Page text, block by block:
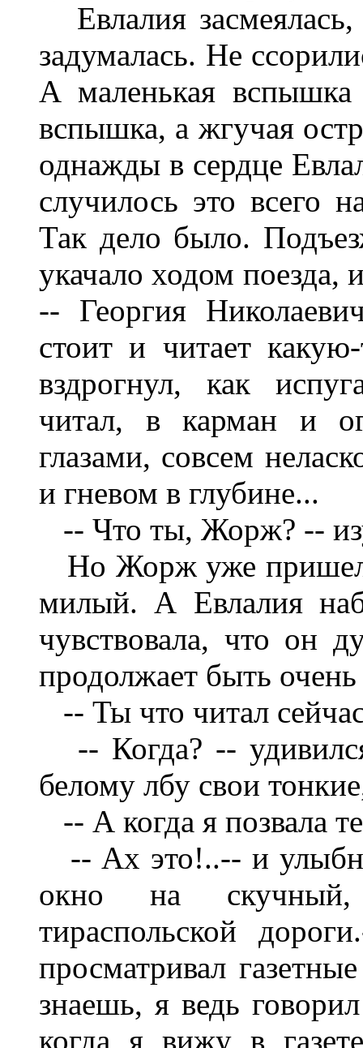
Евлалия
задумалась. Не
А маленькая
вспышка, а жгучая
однажды в сердце
случилось это всего
Так дело было.
укачало ходом поезда,
-- Георгия
стоит и читает
вздрогнул, как
читал, в карман и
глазами, совсем
и гневом в глубине...
-- Что ты, Жорж? --
Но Жорж уже пришел
милый. А Евлалия
чувствовала, что он
продолжает быть
-- Ты что читал
-- Когда? --
белому лбу свои
-- А когда я позвала
-- Ах это!..-- и
окно на
тираспольской
просматривал
знаешь, я ведь
когда я вижу в